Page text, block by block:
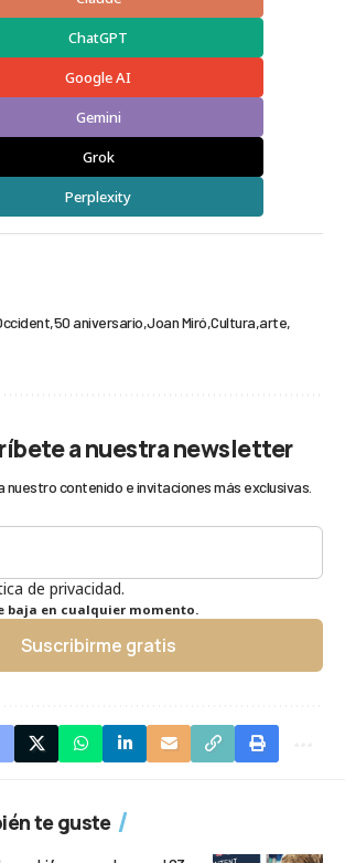
ChatGPT
Google AI
Gemini
Grok
Perplexity
50 aniversario Joan Miró Cultura arte
a nuestra newsletter
nuestro contenido e invitaciones más exclusivas.
de privacidad.
baja en cualquier momento.
Suscribirme gratis
te guste